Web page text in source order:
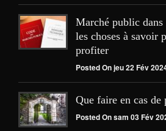
Marché public
les choses à savoir
profiter
Posted On jeu 22 Fév
Que faire en cas de
Posted On sam 03 Fév